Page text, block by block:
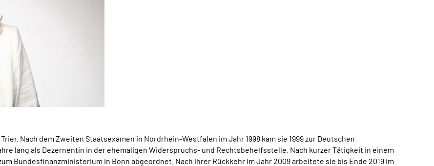
Nach dem Zweiten Staatsexamen in Nordrhein-Westfalen im Jahr 1998 kam sie 1999 zur Deutschen
lang als Dezernentin in der ehemaligen Widerspruchs- und Rechtsbehelfsstelle. Nach kurzer Tätigkeit in einem
Bundesfinanzministerium in Bonn abgeordnet. Nach ihrer Rückkehr im Jahr 2009 arbeitete sie bis Ende 2019 im